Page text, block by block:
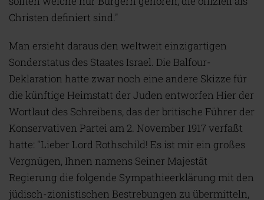
Christen definiert sind."
Man ersieht daraus den weltweit einzigartigen
Sonderstatus des Staates Israel. Die Balfour-
Deklaration hatte zwar noch eine andere Skizze für
die künftige Heimstatt der Juden entworfen Hier der
Wortlaut des Schreibens, das der britische Führer der
Konservativen Partei am 2. November 1917 verfaßt
hatte: "Lieber Lord Rothschild! Es ist mir ein großes
Vergnügen, Ihnen namens Seiner Majestät
Regierung die folgende Sympathieerklärung mit den
jüdisch-zionistischen Bestrebungen zu übermitteln,